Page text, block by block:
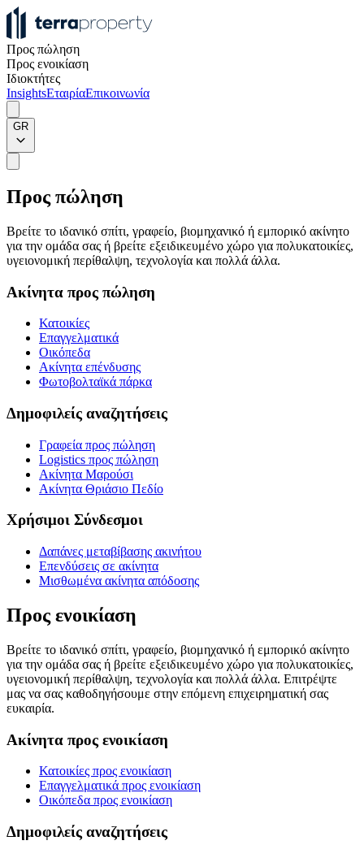
Προς πώληση
Προς ενοικίαση
Ιδιοκτήτες
InsightsΕταιρίαΕπικοινωνία
GR
Προς πώληση
Βρείτε το ιδανικό σπίτι, γραφείο, βιομηχανικό ή εμπορικό ακίνητο
για την ομάδα σας ή βρείτε εξειδικευμένο χώρο για πολυκατοικίες,
υγειονομική περίθαλψη, τεχνολογία και πολλά άλλα.
Ακίνητα προς πώληση
Κατοικίες
Επαγγελματικά
Οικόπεδα
Ακίνητα επένδυσης
Φωτοβολταϊκά πάρκα
Δημοφιλείς αναζητήσεις
Γραφεία προς πώληση
Logistics προς πώληση
Ακίνητα Μαρούσι
Ακίνητα Θριάσιο Πεδίο
Χρήσιμοι Σύνδεσμοι
Δαπάνες μεταβίβασης ακινήτου
Επενδύσεις σε ακίνητα
Μισθωμένα ακίνητα απόδοσης
Προς ενοικίαση
Βρείτε το ιδανικό σπίτι, γραφείο, βιομηχανικό ή εμπορικό ακίνητο
για την ομάδα σας ή βρείτε εξειδικευμένο χώρο για πολυκατοικίες,
υγειονομική περίθαλψη, τεχνολογία και πολλά άλλα. Επιτρέψτε
μας να σας καθοδηγήσουμε στην επόμενη επιχειρηματική σας
ευκαιρία.
Ακίνητα προς ενοικίαση
Κατοικίες προς ενοικίαση
Επαγγελματικά προς ενοικίαση
Οικόπεδα προς ενοικίαση
Δημοφιλείς αναζητήσεις